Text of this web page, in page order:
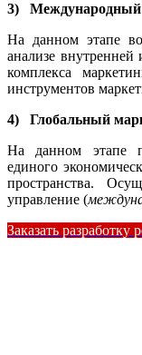
3) Международный
На данном этапе
анализе
комплекса
инструментов
4) Глобальный
На данном этапе
единого
пространства.
управление (
Заказать разработку